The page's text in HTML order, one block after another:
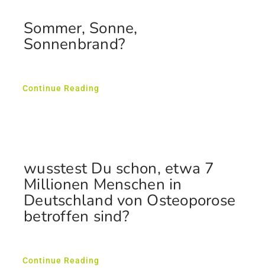
Sommer, Sonne,
Sonnenbrand?
Continue Reading
wusstest Du schon, etwa 7
Millionen Menschen in
Deutschland von Osteoporose
betroffen sind?
Continue Reading